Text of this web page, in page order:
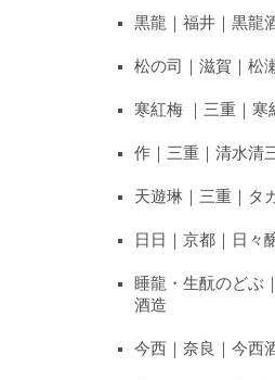
黒龍｜福井｜黒龍
松の司｜滋賀｜松
寒紅梅 ｜三重｜寒
作｜三重｜清水清
天遊琳｜三重｜タ
日日｜京都｜日々
睡龍・生酛のどぶ
酒造
今西｜奈良｜今西